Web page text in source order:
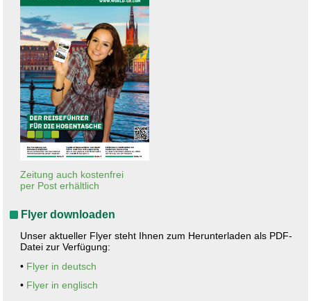
Zeitung auch kostenfrei
per Post erhältlich
Flyer downloaden
Unser aktueller Flyer steht Ihnen zum Herunterladen als PDF-
Datei zur Verfügung:
• Flyer in deutsch
• Flyer in englisch